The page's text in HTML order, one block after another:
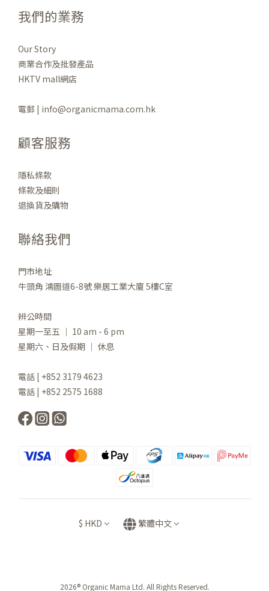
我們的業務
Our Story
商業合作及批發產品
HKTV mall網店
電郵 | info@organicmama.com.hk
顧客服務
隱私條款
條款及細則
退換貨及購物
聯絡我們
門市地址
牛頭角 鴻圖道6-8號 樂居工業大廈 5樓C室
辨公時間
星期一至五 ｜ 10 am - 6 pm
星期六、日及假期 ｜ 休息
電話 | +852 3179 4623
電話 | +852 2575 1688
$ HKD 繁體中文
2026® Organic Mama Ltd. All Rights Reserved.